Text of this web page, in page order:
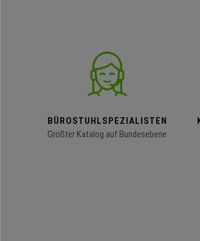
BÜROSTUHLSPEZIALISTEN
Größter Katalog auf Bundesebene